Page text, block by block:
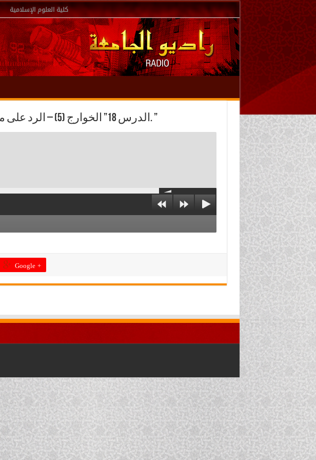
كلية العلوم الإسلامية
الدرس 18” الخوارج (5) – الرد على معتقدات الخوارج الباطلة (1). ”
Google +